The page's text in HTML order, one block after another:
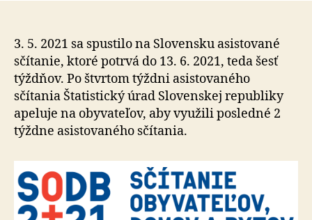
dosahuje
5,1
milióna
obyvateľov
3. 5. 2021 sa spustilo na Slovensku asistované
sčítanie, ktoré potrvá do 13. 6. 2021, teda šesť
týždňov. Po štvrtom týždni asistovaného
sčítania Štatistický úrad Slovenskej republiky
apeluje na obyvateľov, aby využili posledné 2
týždne asistovaného sčítania.